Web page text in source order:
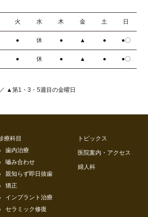
火 水 木 金 土 日
● 休 ● ▲ ● ●〇
● 休 ● ▲ ● ●〇
▲第1・3・5週目の金曜日
療科目
歯内治療
嚙み合わせ
親知らず即日抜歯
矯正
インプラント治療
セラミック修復
トピックス
医院案内・アクセス
婦人科